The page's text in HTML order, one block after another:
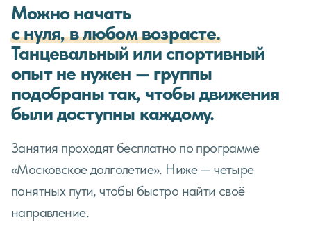
Можно начать
с нуля, в любом возрасте.
Танцевальный или спортивный
опыт не нужен — группы
подобраны так, чтобы движения
были доступны каждому.
Занятия проходят бесплатно по программе
«Московское долголетие». Ниже — четыре
понятных пути, чтобы быстро найти своё
направление.